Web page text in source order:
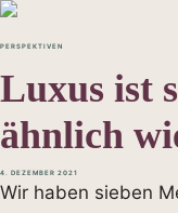
PERSPEKTIVEN
Luxus ist
ähnlich
4. DEZEMBER 2021
Wir haben sieben